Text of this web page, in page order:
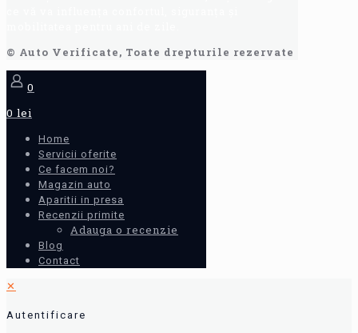
© Auto Verificate, Toate drepturile rezervate
0
0 lei
Home
Servicii oferite
Ce facem noi?
Magazin auto
Aparitii in presa
Recenzii primite
Adauga o recenzie
Blog
Contact
✕
Autentificare